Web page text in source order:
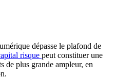
dépasse le plafond de
risque peut constituer une
de plus grande ampleur, en